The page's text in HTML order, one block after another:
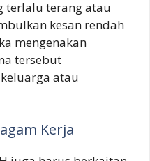
terlalu terang atau
kesan rendah
mengenakan
tersebut
atau
Kerja